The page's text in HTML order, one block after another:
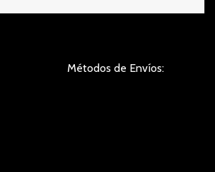
Métodos de Envíos: